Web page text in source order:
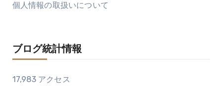
個人情報の取扱いについて
ブログ統計情報
17,983 アクセス